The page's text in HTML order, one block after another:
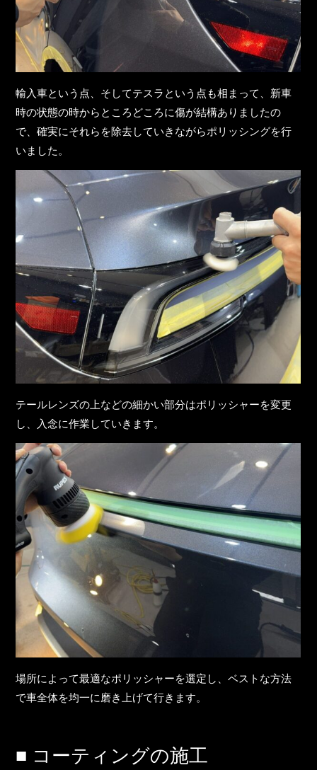
輸入車という点、そしてテスラという点も相まって、新車
時の状態の時からところどころに傷が結構ありましたの
で、確実にそれらを除去していきながらポリッシングを行
いました。
テールレンズの上などの細かい部分はポリッシャーを変更
し、入念に作業していきます。
場所によって最適なポリッシャーを選定し、ベストな方法
で車全体を均一に磨き上げて行きます。
■ コーティングの施工